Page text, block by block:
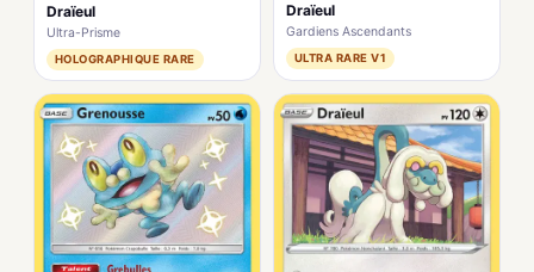
Draïeul
Ultra-Prisme
HOLOGRAPHIQUE RARE
Draïeul
Gardiens Ascendants
ULTRA RARE V1